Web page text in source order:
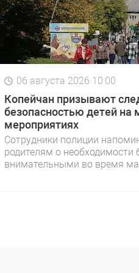
06 августа 2026 10:00
Копейчан призывают
безопасностью детей на
мероприятиях
Сотрудники полиции
родителям о необходимости
внимательными во время